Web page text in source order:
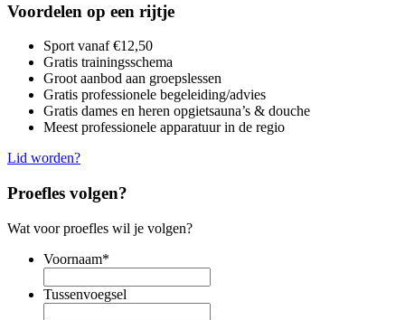
Voordelen op een rijtje
Sport vanaf €12,50
Gratis trainingsschema
Groot aanbod aan groepslessen
Gratis professionele begeleiding/advies
Gratis dames en heren opgietsauna’s & douche
Meest professionele apparatuur in de regio
Lid worden?
Proefles volgen?
Wat voor proefles wil je volgen?
Voornaam*
Tussenvoegsel